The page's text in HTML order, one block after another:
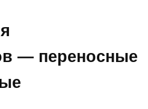
— переносные